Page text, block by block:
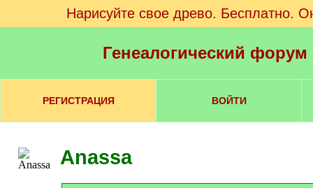
Нарисуйте свое древо. Бесплатно.
Генеалогический
РЕГИСТРАЦИЯ ВОЙТИ
Anassa